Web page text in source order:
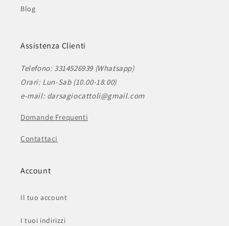
Blog
Assistenza Clienti
Telefono: 3314526939 (Whatsapp)
Orari: Lun-Sab (10.00-18.00)
e-mail: darsagiocattoli@gmail.com
Domande Frequenti
Contattaci
Account
Il tuo account
I tuoi indirizzi